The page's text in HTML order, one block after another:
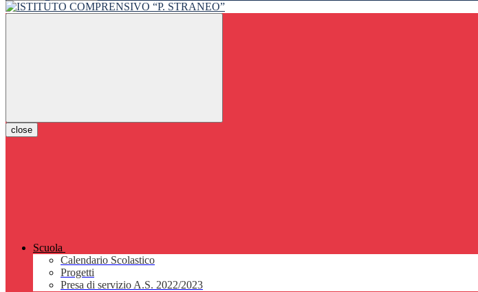
close
Scuola
Calendario Scolastico
Progetti
Presa di servizio A.S. 2022/2023